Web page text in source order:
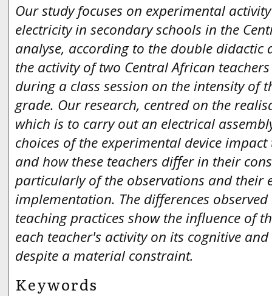
Our study focuses on experimental
electricity in secondary schools in the
analyse, according to the double
the activity of two Central African
during a class session on the intensity of
grade. Our research, centred on the
which is to carry out an electrical
choices of the experimental device
and how these teachers differ in their
particularly of the observations and their
implementation. The differences
teaching practices show the influence of
each teacher's activity on its cognitive
despite a material constraint.
Keywords